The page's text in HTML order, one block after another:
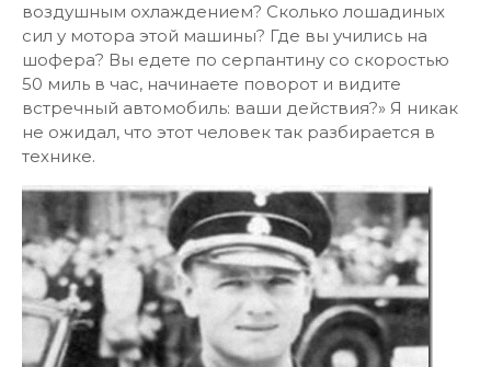
воздушным охлаждением? Сколько лошадиных
сил у мотора этой машины? Где вы учились на
шофера? Вы едете по серпантину со скоростью
50 миль в час, начинаете поворот и видите
встречный автомобиль: ваши действия?» Я никак
не ожидал, что этот человек так разбирается в
технике.